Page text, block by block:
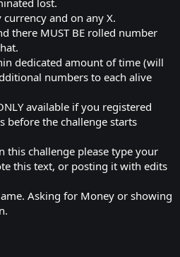
lost.
and on any X.
there MUST BE rolled number
dedicated amount of time (will
numbers to each alive
available if you registered
before the challenge starts
this challenge please type your
this text, or posting it with edits
Asking for Money or showing